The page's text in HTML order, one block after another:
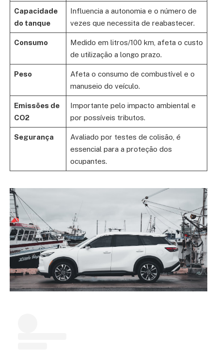
Capacidade
do tanque
Influencia a autonomia e o número de
vezes que necessita de reabastecer.
Consumo
Medido em litros/100 km, afeta o custo
de utilização a longo prazo.
Peso
Afeta o consumo de combustível e o
manuseio do veículo.
Emissões de
CO2
Importante pelo impacto ambiental e
por possíveis tributos.
Segurança
Avaliado por testes de colisão, é
essencial para a proteção dos
ocupantes.